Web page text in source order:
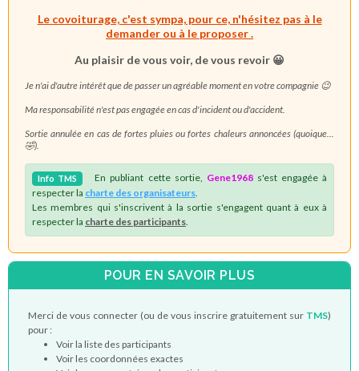
Le covoiturage, c'est sympa, pour ce, n'hésitez pas à le
demander ou à le proposer .
Au plaisir de vous voir, de vous revoir 😀
Je n'ai d'autre intérêt que de passer un agréable moment en votre compagnie 😉
Ma responsabilité n'est pas engagée en cas d'incidentou d'accident.
Sortie annulée en cas de fortes pluies ou fortes chaleurs annoncées (quoique...
🤣).
Info TMS En publiant cette sortie, Gene1968s'est engagée à
respecter la charte des organisateurs
Les membres qui s'inscrivent à la sortie s'engagent quant à eux à
respecter la charte des participants
POUR EN SAVOIR PLUS
Merci de vous connecter (ou de vous inscrire gratuitement sur TMS)
pour :
Voir la liste des participants
Voir les coordonnées exactes